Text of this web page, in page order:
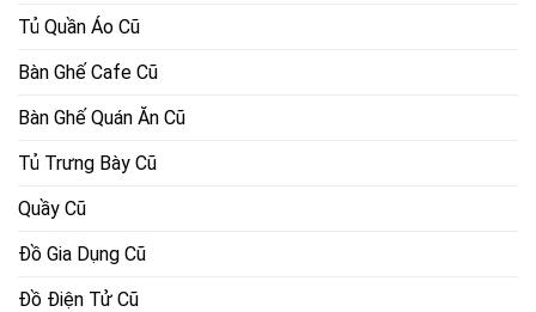
Tủ Quần Áo Cũ
Bàn Ghế Cafe Cũ
Bàn Ghế Quán Ăn Cũ
Tủ Trưng Bày Cũ
Quầy Cũ
Đồ Gia Dụng Cũ
Đồ Điện Tử Cũ